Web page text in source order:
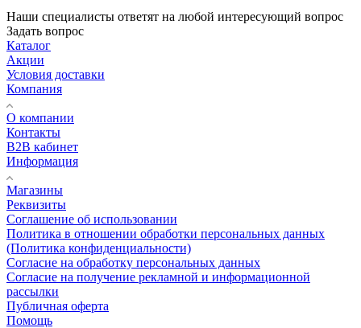
Наши специалисты ответят на любой интересующий вопрос
Задать вопрос
Каталог
Акции
Условия доставки
Компания
О компании
Контакты
B2B кабинет
Информация
Магазины
Реквизиты
Соглашение об использовании
Политика в отношении обработки персональных данных
(Политика конфиденциальности)
Согласие на обработку персональных данных
Согласие на получение рекламной и информационной
рассылки
Публичная оферта
Помощь